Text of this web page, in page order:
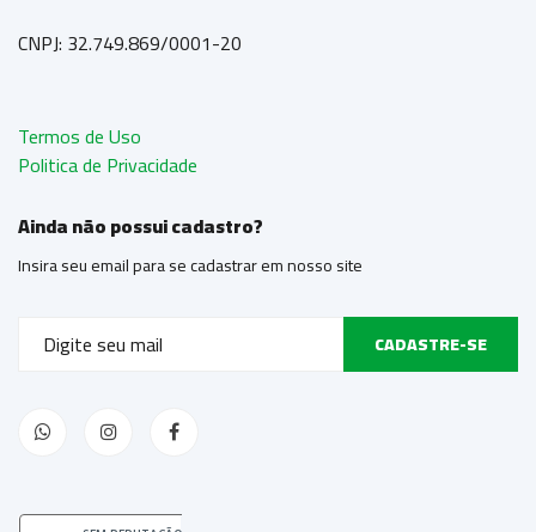
CNPJ: 32.749.869/0001-20
Termos de Uso
Politica de Privacidade
Ainda não possui cadastro?
Insira seu email para se cadastrar em nosso site
CADASTRE-SE